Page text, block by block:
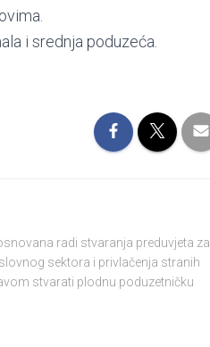
i srednja poduzeća.
radi stvaranja preduvjeta za
sektora i privlačenja stranih
stvarati plodnu poduzetničku